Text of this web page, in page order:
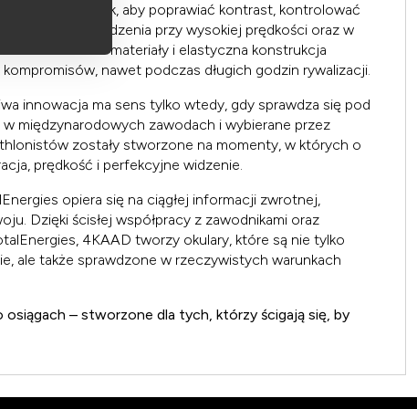
opracowana tak, aby poprawiać kontrast, kontrolować
jakość widzenia przy wysokiej prędkości oraz w
Lekkie materiały i elastyczna konstrukcja
nawet podczas długich godzin rywalizacji.
innowacja ma sens tylko wtedy, gdy sprawdza się pod
międzynarodowych zawodach i wybierane przez
zostały stworzone na momenty, w których o
prędkość i perfekcyjne widzenie.
opiera się na ciągłej informacji zwrotnej,
Dzięki ścisłej współpracy z zawodnikami oraz
4KAAD tworzy okulary, które są nie tylko
ale także sprawdzone w rzeczywistych warunkach
osiągach – stworzone dla tych, którzy ścigają się, by